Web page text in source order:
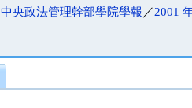
中央政法管理幹部學院學報 ／2001